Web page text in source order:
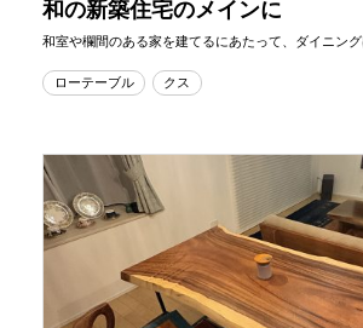
和の新築住宅のメインに
和室や欄間のある家を建てるにあたって、ダイニン
ローテーブル クス